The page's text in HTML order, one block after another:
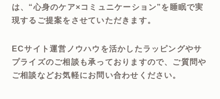
は、“心身のケア×コミュニケーション”を睡眠で実
現するご提案をさせていただきます。
ECサイト運営ノウハウを活かしたラッピングやサ
プライズのご相談も承っておりますので、ご質問や
ご相談などお気軽にお問い合わせください。